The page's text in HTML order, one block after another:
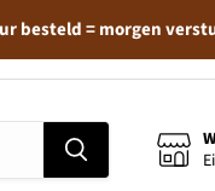
besteld = morgen